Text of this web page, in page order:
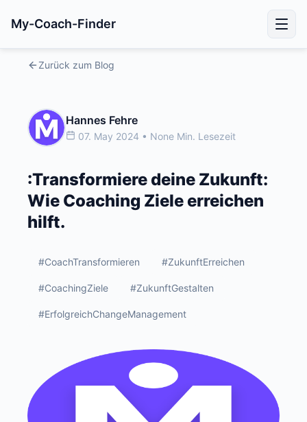
My-Coach-Finder
Zurück zum Blog
Hannes Fehre
07. May 2024 • None Min. Lesezeit
:Transformiere deine Zukunft:
Wie Coaching Ziele erreichen
hilft.
#CoachTransformieren #ZukunftErreichen
#CoachingZiele #ZukunftGestalten
#ErfolgreichChangeManagement